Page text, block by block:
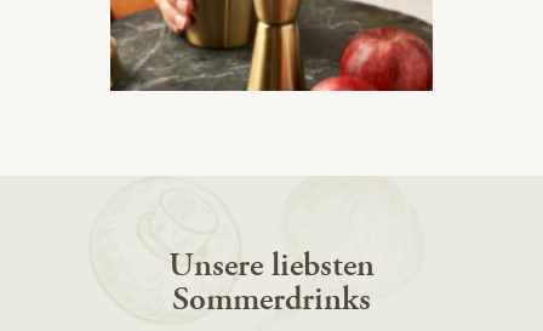
Unsere liebsten
Sommerdrinks